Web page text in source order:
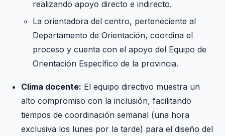
realizando apoyo directo e indirecto.
La orientadora del centro, perteneciente al
Departamento de Orientación, coordina el
proceso y cuenta con el apoyo del Equipo de
Orientación Específico de la provincia.
Clima docente: El equipo directivo muestra un
alto compromiso con la inclusión, facilitando
tiempos de coordinación semanal (una hora
exclusiva los lunes por la tarde) para el diseño del